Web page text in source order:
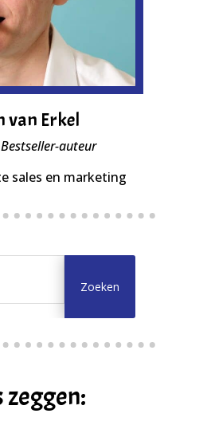
van Erkel
auteur
sales en marketing
zeggen: